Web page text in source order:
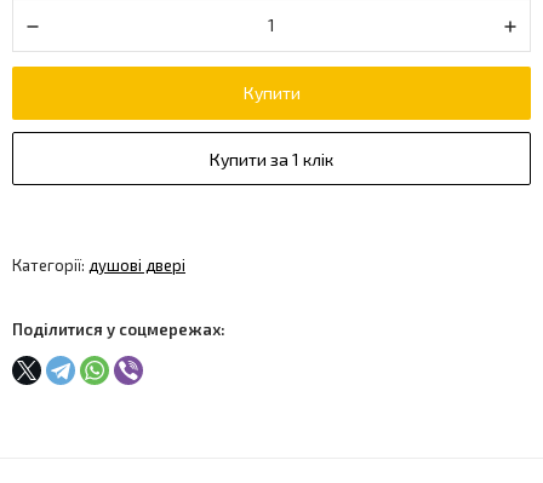
Купити
Купити за 1 клік
Категорії: душові двері
Поділитися у соцмережах: